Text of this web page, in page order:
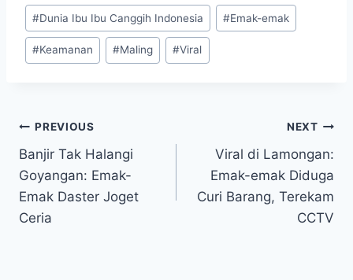
Post
Tags:
#Dunia Ibu Ibu Canggih Indonesia #Emak-emak
#Keamanan #Maling #Viral
Post
navigation
PREVIOUS
Banjir Tak Halangi
Goyangan: Emak-
Emak Daster Joget
Ceria
NEXT
Viral di Lamongan:
Emak-emak Diduga
Curi Barang, Terekam
CCTV